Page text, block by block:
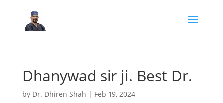
Dhanywad sir ji. Best Dr.
by Dr. Dhiren Shah | Feb 19, 2024